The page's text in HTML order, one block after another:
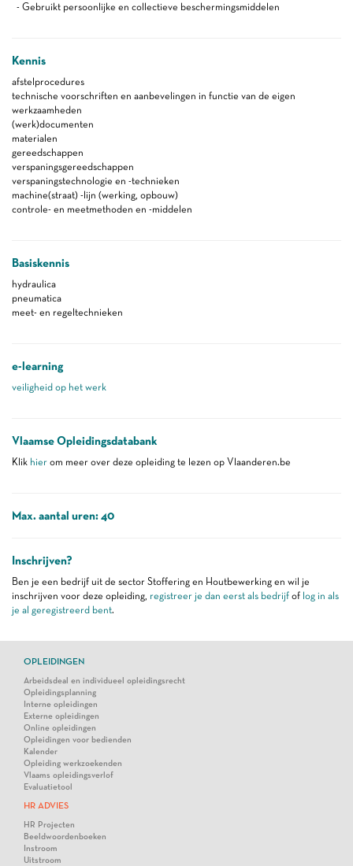
- Gebruikt persoonlijke en collectieve beschermingsmiddelen
Kennis
afstelprocedures
technische voorschriften en aanbevelingen in functie van de eigen
werkzaamheden
(werk)documenten
materialen
gereedschappen
verspaningsgereedschappen
verspaningstechnologie en -technieken
machine(straat) -lijn (werking, opbouw)
controle- en meetmethoden en -middelen
Basiskennis
hydraulica
pneumatica
meet- en regeltechnieken
e-learning
veiligheid op het werk
Vlaamse Opleidingsdatabank
Klik hier om meer over deze opleiding te lezen op Vlaanderen.be
Max. aantal uren: 40
Inschrijven?
Ben je een bedrijf uit de sector Stoffering en Houtbewerking en wil je
inschrijven voor deze opleiding, registreer je dan eerst als bedrijf of log in als
je al geregistreerd bent.
OPLEIDINGEN
Arbeidsdeal en individueel opleidingsrecht
Opleidingsplanning
Interne opleidingen
Externe opleidingen
Online opleidingen
Opleidingen voor bedienden
Kalender
Opleiding werkzoekenden
Vlaams opleidingsverlof
Evaluatietool
HR ADVIES
HR Projecten
Beeldwoordenboeken
Instroom
Uitstroom